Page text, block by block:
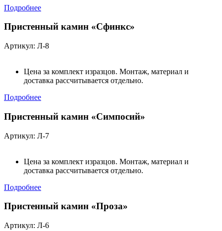
Подробнее
Пристенный камин «Сфинкс»
Артикул: Л-8
Цена за комплект изразцов. Монтаж, материал и
доставка рассчитывается отдельно.
Подробнее
Пристенный камин «Симпосий»
Артикул: Л-7
Цена за комплект изразцов. Монтаж, материал и
доставка рассчитывается отдельно.
Подробнее
Пристенный камин «Проза»
Артикул: Л-6